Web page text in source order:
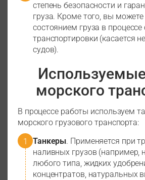
степень безопасности и
груза. Кроме того, вы можете
состоянием груза в процессе
транспортировки (касается
судов).
морского
В процессе работы используем
морского грузового транспорта:
Танкеры. Применяется при
наливных грузов (например,
любого типа, жидких
концентратов, натуральных